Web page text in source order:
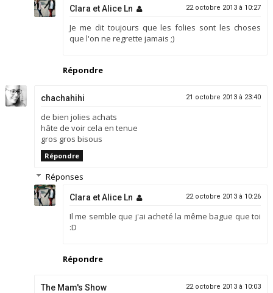
Clara et Alice Ln 22 octobre 2013 à 10:27
Je me dit toujours que les folies sont les choses
que l'on ne regrette jamais ;)
Répondre
chachahihi 21 octobre 2013 à 23:40
de bien jolies achats
hâte de voir cela en tenue
gros gros bisous
Répondre
Réponses
Clara et Alice Ln 22 octobre 2013 à 10:26
Il me semble que j'ai acheté la même bague que toi
:D
Répondre
The Mam's Show 22 octobre 2013 à 10:03